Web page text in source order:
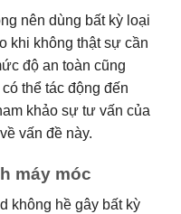
nên dùng bất kỳ loại
khi không thật sự cần
độ an toàn cũng
thể tác động đến
khảo sự tư vấn của
vấn đề này.
máy móc
không hề gây bất kỳ